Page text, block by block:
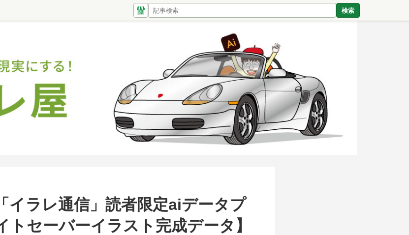
検索
イラレ通信」読者限定aiデータプ
トセーバーイラスト完成データ】